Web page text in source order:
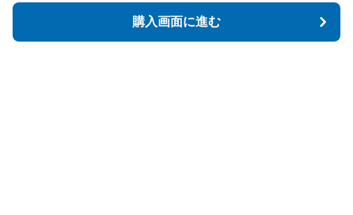
購入画面に進む
購入画面に進む